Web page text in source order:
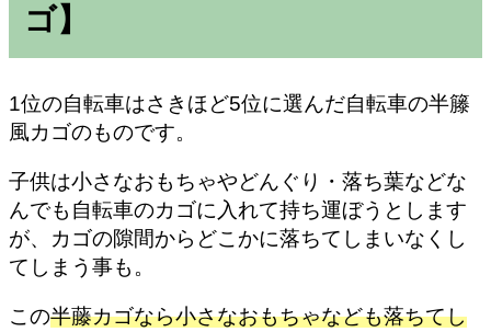
ゴ】
1位の自転車はさきほど5位に選んだ自転車の半籐
風カゴのものです。
子供は小さなおもちゃやどんぐり・落ち葉などな
んでも自転車のカゴに入れて持ち運ぼうとします
が、カゴの隙間からどこかに落ちてしまいなくし
てしまう事も。
この半藤カゴなら小さなおもちゃなども落ちてし